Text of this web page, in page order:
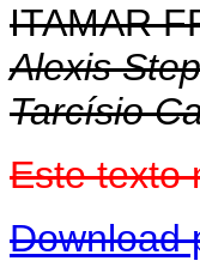
ITAMAR
Alexis
Tarcísio
Este texto
Download